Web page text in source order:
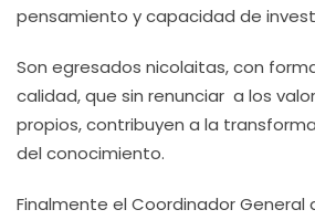
pensamiento y capacidad de
Son egresados nicolaitas, con
calidad, que sin renunciar a los
propios, contribuyen a la
del conocimiento.
Finalmente el Coordinador General